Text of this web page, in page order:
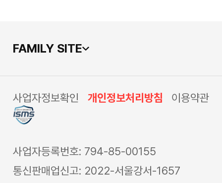
FAMILY SITE
사업자정보확인 개인정보처리방침 이용약관
사업자등록번호: 794-85-00155
통신판매업신고: 2022-서울강서-1657